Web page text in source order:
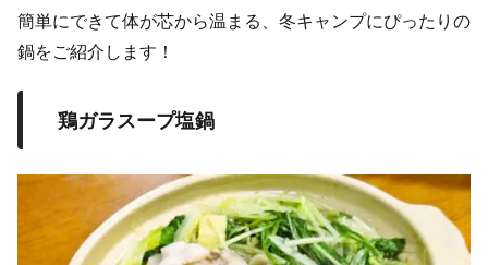
簡単にできて体が芯から温まる、冬キャンプにぴったりの
鍋をご紹介します！
鶏ガラスープ塩鍋